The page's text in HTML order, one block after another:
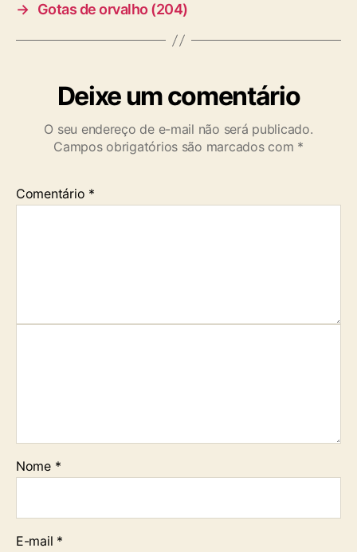
→ Gotas de orvalho (204)
Deixe um comentário
O seu endereço de e-mail não será publicado.
Campos obrigatórios são marcados com *
Comentário *
Nome *
E-mail *